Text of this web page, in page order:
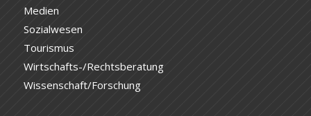
Medien
Sozialwesen
Tourismus
Wirtschafts-/Rechtsberatung
Wissenschaft/Forschung